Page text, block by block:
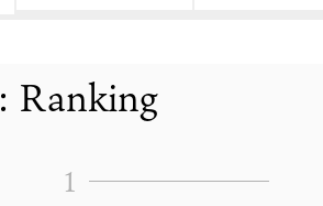
: Ranking
1